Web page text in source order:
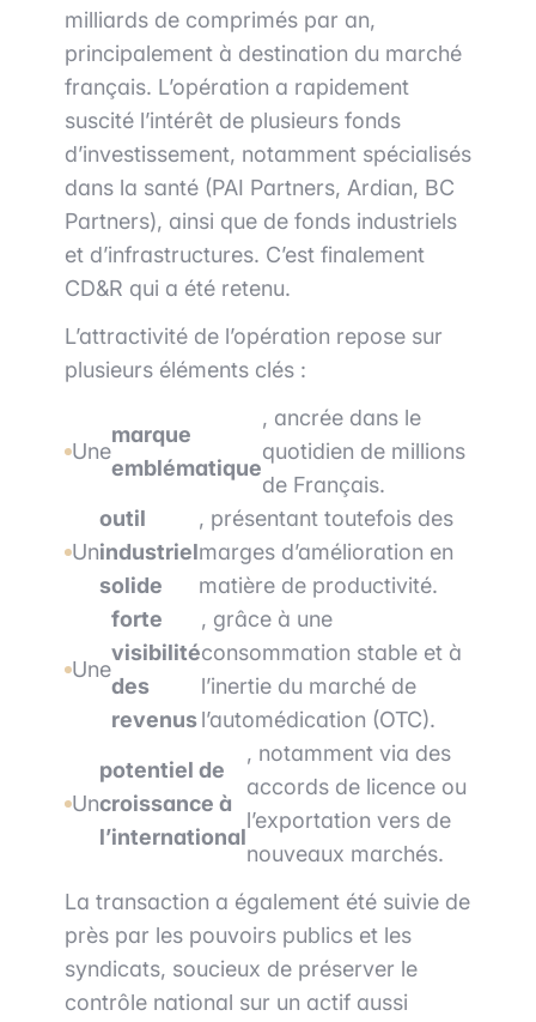
milliards de comprimés par an,
principalement à destination du marché
français. L’opération a rapidement
suscité l’intérêt de plusieurs fonds
d’investissement, notamment spécialisés
dans la santé (PAI Partners, Ardian, BC
Partners), ainsi que de fonds industriels
et d’infrastructures. C’est finalement
CD&R qui a été retenu.
L’attractivité de l’opération repose sur
plusieurs éléments clés :
Une
marque
emblématique
, ancrée dans le
quotidien de millions
de Français.
Un
outil
industriel
solide
, présentant toutefois des
marges d’amélioration en
matière de productivité.
Une
forte
visibilité
des
revenus
, grâce à une
consommation stable et à
l’inertie du marché de
l’automédication (OTC).
Un
potentiel de
croissance à
l’international
, notamment via des
accords de licence ou
l’exportation vers de
nouveaux marchés.
La transaction a également été suivie de
près par les pouvoirs publics et les
syndicats, soucieux de préserver le
contrôle national sur un actif aussi